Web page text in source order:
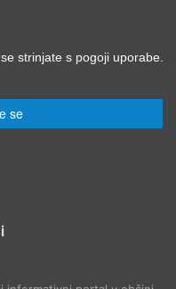
strinjate s pogoji uporabe.
se